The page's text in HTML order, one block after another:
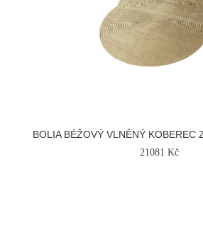
BOLIA BÉŽOVÝ VLNĚNÝ KOBEREC
21081 Kč